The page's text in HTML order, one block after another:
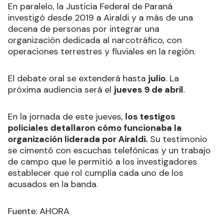
En paralelo, la Justicia Federal de Paraná
investigó desde 2019 a Airaldi y a más de una
decena de personas por integrar una
organización dedicada al narcotráfico, con
operaciones terrestres y fluviales en la región.
El debate oral se extenderá hasta julio. La
próxima audiencia será el jueves 9 de abril.
En la jornada de este jueves, los testigos
policiales detallaron cómo funcionaba la
organización liderada por Airaldi. Su testimonio
se cimentó con escuchas telefónicas y un trabajo
de campo que le permitió a los investigadores
establecer que rol cumplía cada uno de los
acusados en la banda.
Fuente: AHORA